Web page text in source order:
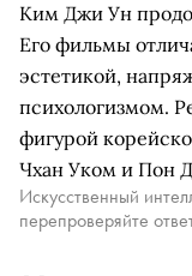
Ким Джи Ун
Его фильмы
эстетикой,
психологизмом.
фигурой
Чхан Уком и Пон
Искусственный
перепроверяйте